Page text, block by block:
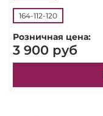
164-112-120
Розничная цена:
3 900 руб